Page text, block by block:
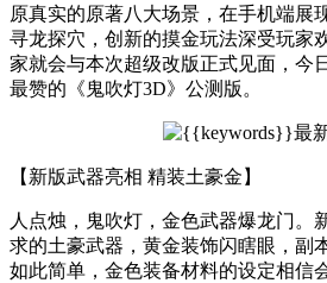
原真实的原著八大场景，在手机端展
寻龙探穴，创新的摸金玩法深受玩家
家就会与本次超级改版正式见面，今
最赞的《鬼吹灯3D》公测版。
【新版武器亮相 精装土豪金】
人点烛，鬼吹灯，金色武器爆龙门。
求的土豪武器，黄金装饰闪瞎眼，副
如此简单，金色装备材料的设定相信